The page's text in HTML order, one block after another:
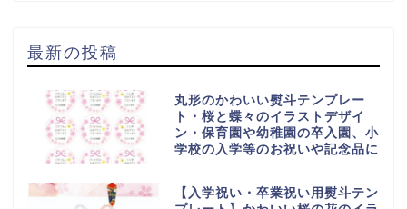
最新の投稿
丸形のかわいい熨斗テンプレー
ト・桜と蝶々のイラストデザイ
ン・保育園や幼稚園の卒入園、小
学校の入学等のお祝いや記念品に
【入学祝い・卒業祝い用熨斗テン